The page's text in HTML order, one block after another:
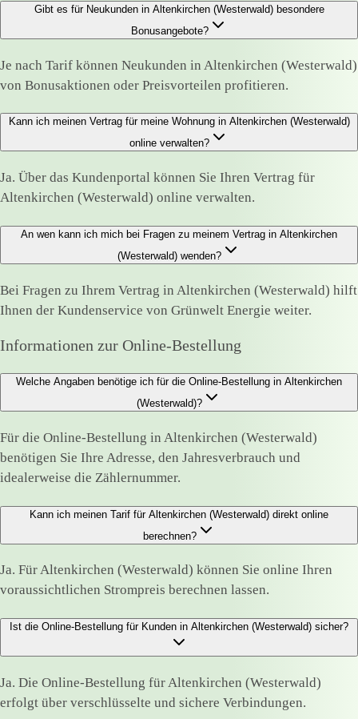
Gibt es für Neukunden in Altenkirchen (Westerwald) besondere
Bonusangebote?
Je nach Tarif können Neukunden in Altenkirchen (Westerwald)
von Bonusaktionen oder Preisvorteilen profitieren.
Kann ich meinen Vertrag für meine Wohnung in Altenkirchen (Westerwald)
online verwalten?
Ja. Über das Kundenportal können Sie Ihren Vertrag für
Altenkirchen (Westerwald) online verwalten.
An wen kann ich mich bei Fragen zu meinem Vertrag in Altenkirchen
(Westerwald) wenden?
Bei Fragen zu Ihrem Vertrag in Altenkirchen (Westerwald) hilft
Ihnen der Kundenservice von Grünwelt Energie weiter.
Informationen zur Online-Bestellung
Welche Angaben benötige ich für die Online-Bestellung in Altenkirchen
(Westerwald)?
Für die Online-Bestellung in Altenkirchen (Westerwald)
benötigen Sie Ihre Adresse, den Jahresverbrauch und
idealerweise die Zählernummer.
Kann ich meinen Tarif für Altenkirchen (Westerwald) direkt online
berechnen?
Ja. Für Altenkirchen (Westerwald) können Sie online Ihren
voraussichtlichen Strompreis berechnen lassen.
Ist die Online-Bestellung für Kunden in Altenkirchen (Westerwald) sicher?
Ja. Die Online-Bestellung für Altenkirchen (Westerwald)
erfolgt über verschlüsselte und sichere Verbindungen.